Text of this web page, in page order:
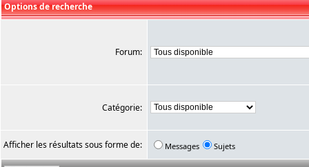
Options de recherche
Forum:
Catégorie:
Afficher les résultats sous forme de: Messages Sujets